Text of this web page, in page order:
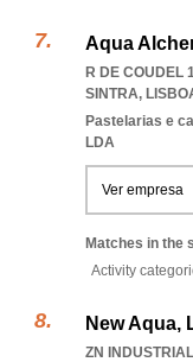
Aqua
R DE COUDEL
SINTRA,
Pastelarias e
LDA
Ver empresa
Matches in the
Activity
New Aqua,
ZN